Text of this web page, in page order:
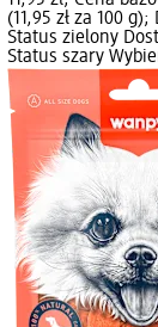
(11,95 zł za 100
Status zielony
Status szary